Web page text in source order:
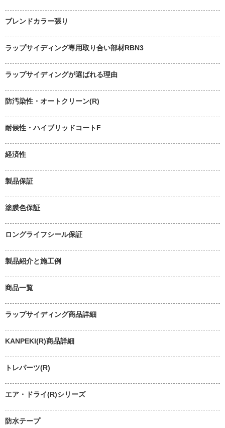
ブレンドカラー張り
ラップサイディング専用取り合い部材RBN3
ラップサイディングが選ばれる理由
防汚染性・オートクリーン(R)
耐候性・ハイブリッドコートF
経済性
製品保証
塗膜色保証
ロングライフシール保証
製品紹介と施工例
商品一覧
ラップサイディング商品詳細
KANPEKI(R)商品詳細
トレパーツ(R)
エア・ドライ(R)シリーズ
防水テープ